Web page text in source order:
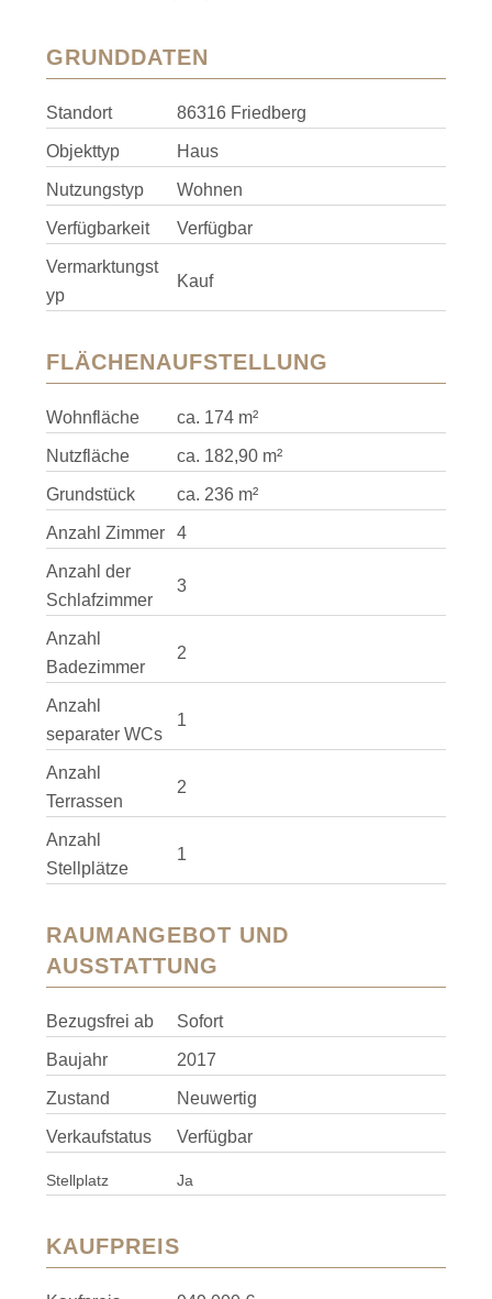
GRUNDDATEN
Standort 86316 Friedberg
Objekttyp Haus
Nutzungstyp Wohnen
Verfügbarkeit Verfügbar
Vermarktungst
yp
Kauf
FLÄCHENAUFSTELLUNG
Wohnfläche ca. 174 m²
Nutzfläche ca. 182,90 m²
Grundstück ca. 236 m²
Anzahl Zimmer 4
Anzahl der
Schlafzimmer
3
Anzahl
Badezimmer
2
Anzahl
separater WCs
1
Anzahl
Terrassen
2
Anzahl
Stellplätze
1
RAUMANGEBOT UND
AUSSTATTUNG
Bezugsfrei ab Sofort
Baujahr 2017
Zustand Neuwertig
Verkaufstatus Verfügbar
Stellplatz Ja
KAUFPREIS